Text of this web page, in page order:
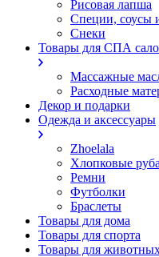
Рисовая лапша
Специи, соусы
Снеки
Товары для СПА
Массажные
Расходные
Декор и подарки
Одежда и аксессуары
Zhoelala
Хлопковые
Ремни
Футболки
Браслеты
Товары для дома
Товары для спорта
Товары для